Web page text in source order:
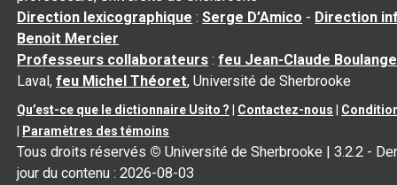
Direction lexicographique :Serge D’Amico - Direction
Benoit Mercier
Professeurs collaborateurs :feu Jean-Claude
Laval,feu Michel Théoret, Université de Sherbrooke
Qu’est-ce que le dictionnaire Usito ? Contactez-nous
Paramètres des témoins
Tous droits réservés © Université de Sherbrooke |3.2.2 -
jour du contenu :2026-08-03